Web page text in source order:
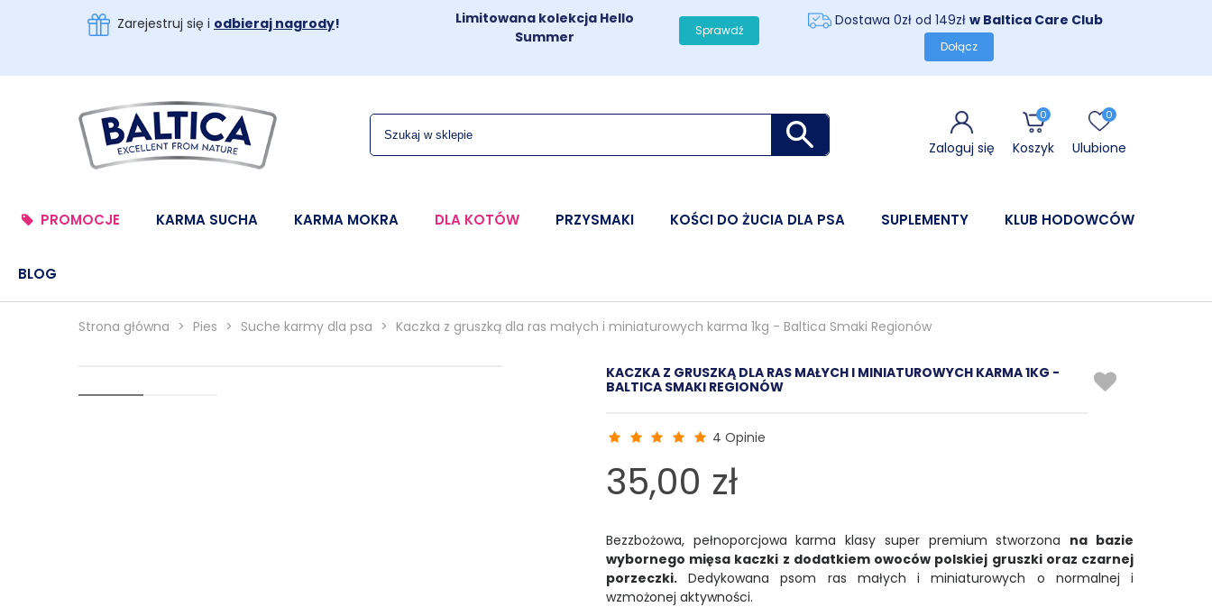
Zarejestruj się i odbieraj nagrody!
Limitowana kolekcja Hello
Summer
Sprawdź
Dostawa 0zł od 149zł w Baltica Care Club
Dołącz
Zaloguj się
0
Koszyk
0
Ulubione
PROMOCJE KARMA SUCHA KARMA MOKRA DLA KOTÓW PRZYSMAKI KOŚCI DO ŻUCIA DLA PSA SUPLEMENTY KLUB HODOWCÓW
BLOG
Strona główna > Pies > Suche karmy dla psa > Kaczka z gruszką dla ras małych i miniaturowych karma 1kg - Baltica Smaki Regionów
KACZKA Z GRUSZKĄ DLA RAS MAŁYCH I MINIATUROWYCH KARMA 1KG -
BALTICA SMAKI REGIONÓW
4 Opinie
35,00 zł
Bezzbożowa, pełnoporcjowa karma klasy super premium stworzona na bazie
wybornego mięsa kaczki z dodatkiem owoców polskiej gruszki oraz czarnej
porzeczki. Dedykowana psom ras małych i miniaturowych o normalnej i
wzmożonej aktywności.